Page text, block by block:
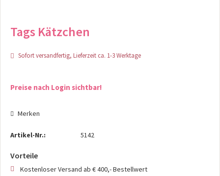
Tags Kätzchen
Sofort versandfertig, Lieferzeit ca. 1-3 Werktage
Preise nach Login sichtbar!
Merken
Artikel-Nr.: 5142
Vorteile
Kostenloser Versand ab € 400,- Bestellwert